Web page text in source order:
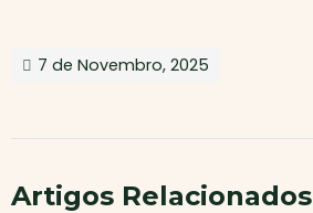
7 de Novembro, 2025
Artigos Relacionados